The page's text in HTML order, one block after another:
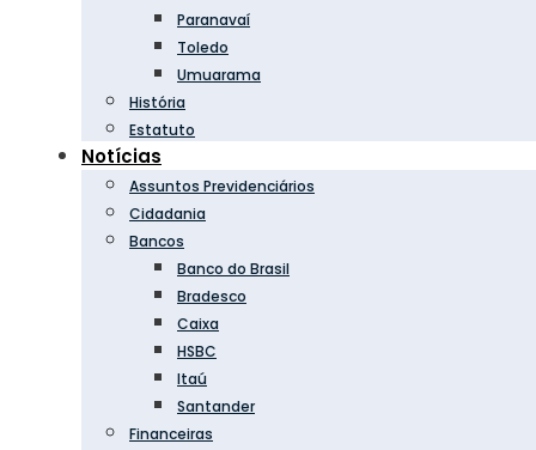
Paranavaí
Toledo
Umuarama
História
Estatuto
Notícias
Assuntos Previdenciários
Cidadania
Bancos
Banco do Brasil
Bradesco
Caixa
HSBC
Itaú
Santander
Financeiras